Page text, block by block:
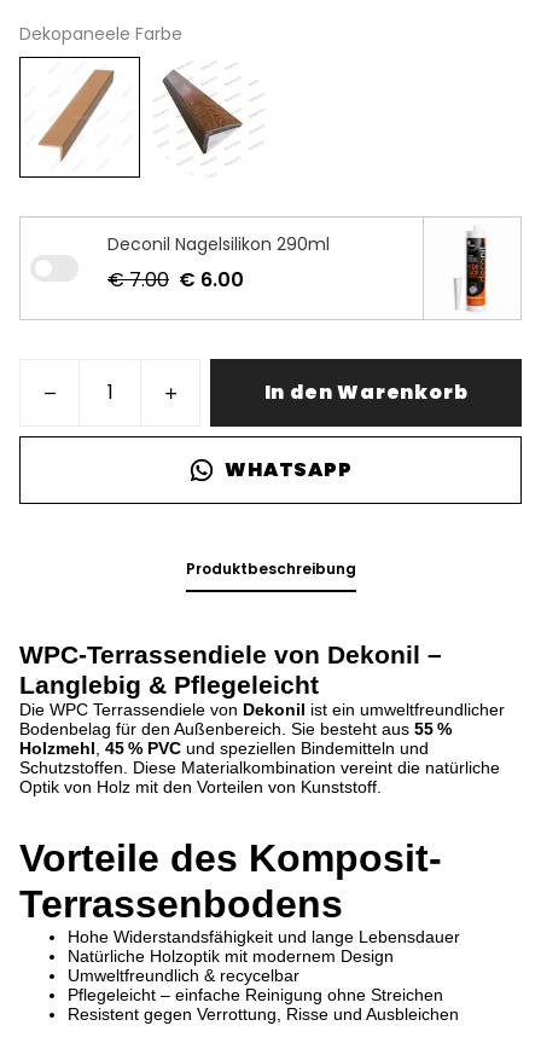
Dekopaneele Farbe
Deconil Nagelsilikon 290ml
€ 7.00 € 6.00
In den Warenkorb
WHATSAPP
Produktbeschreibung
WPC-Terrassendiele von Dekonil –
Langlebig & Pflegeleicht
Die WPC Terrassendiele von Dekonil ist ein umweltfreundlicher
Bodenbelag für den Außenbereich. Sie besteht aus 55 %
Holzmehl 45 % PVC und speziellen Bindemitteln und
Schutzstoffen. Diese Materialkombination vereint die natürliche
Optik von Holz mit den Vorteilen von Kunststoff.
Vorteile des Komposit-
Terrassenbodens
Hohe Widerstandsfähigkeit und lange Lebensdauer
Natürliche Holzoptik mit modernem Design
Umweltfreundlich & recycelbar
Pflegeleicht – einfache Reinigung ohne Streichen
Resistent gegen Verrottung, Risse und Ausbleichen